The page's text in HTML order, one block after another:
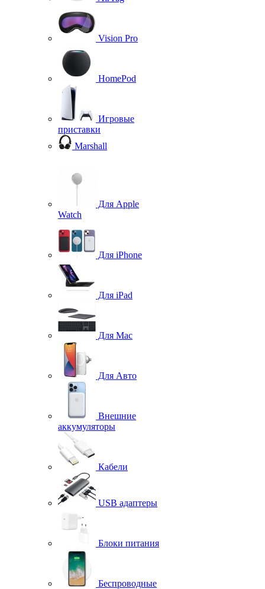
Vision Pro
HomePod
Игровые
приставки
Marshall
Для Apple
Watch
Для iPhone
Для iPad
Для Mac
Для Авто
Внешние
аккумуляторы
Кабели
USB адаптеры
Блоки питания
Беспроводные